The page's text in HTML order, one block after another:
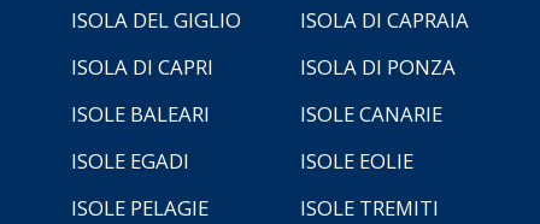
ISOLA DEL GIGLIO
ISOLA DI CAPRAIA
ISOLA DI CAPRI
ISOLA DI PONZA
ISOLE BALEARI
ISOLE CANARIE
ISOLE EGADI
ISOLE EOLIE
ISOLE PELAGIE
ISOLE TREMITI